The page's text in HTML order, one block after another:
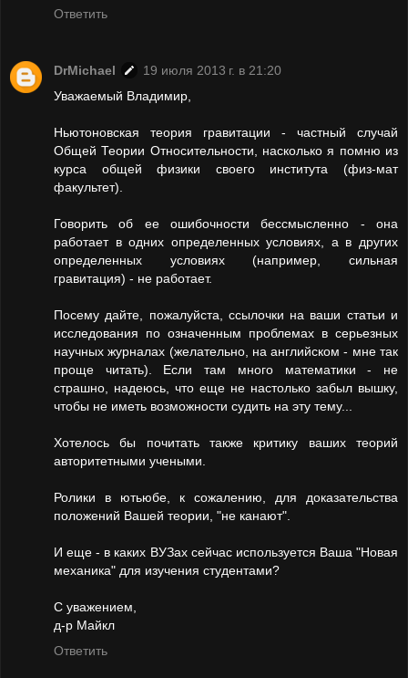
Ответить
DrMichael
19 июля 2013 г. в 21:20
Уважаемый Владимир,
Ньютоновская теория гравитации - частный случай
Общей Теории Относительности, насколько я помню из
курса общей физики своего института (физ-мат
факультет).
Говорить об ее ошибочности бессмысленно - она
работает в одних определенных условиях, а в других
определенных условиях (например, сильная
гравитация) - не работает.
Посему дайте, пожалуйста, ссылочки на ваши статьи и
исследования по означенным проблемах в серьезных
научных журналах (желательно, на английском - мне так
проще читать). Если там много математики - не
страшно, надеюсь, что еще не настолько забыл вышку,
чтобы не иметь возможности судить на эту тему...
Хотелось бы почитать также критику ваших теорий
авторитетными учеными.
Ролики в ютьюбе, к сожалению, для доказательства
положений Вашей теории, "не канают".
И еще - в каких ВУЗах сейчас используется Ваша "Новая
механика" для изучения студентами?
С уважением,
д-р Майкл
Ответить